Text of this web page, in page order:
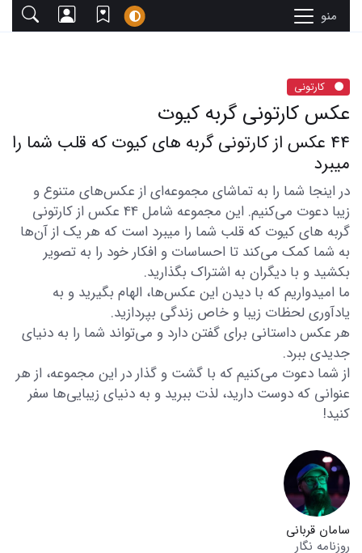
منو
کارتونی
عکس کارتونی گربه کیوت
44 عکس از کارتونی گربه های کیوت که قلب شما را
میبرد
در اینجا شما را به تماشای مجموعه‌ای از عکس‌های متنوع و
زیبا دعوت می‌کنیم. این مجموعه شامل 44 عکس از کارتونی
گربه های کیوت که قلب شما را میبرد است که هر یک از آن‌ها
به شما کمک می‌کند تا احساسات و افکار خود را به تصویر
بکشید و با دیگران به اشتراک بگذارید.
ما امیدواریم که با دیدن این عکس‌ها، الهام بگیرید و به
یادآوری لحظات زیبا و خاص زندگی بپردازید.
هر عکس داستانی برای گفتن دارد و می‌تواند شما را به دنیای
جدیدی ببرد.
از شما دعوت می‌کنیم که با گشت و گذار در این مجموعه، از هر
عنوانی که دوست دارید، لذت ببرید و به دنیای زیبایی‌ها سفر
کنید!
سامان قربانی
روزنامه نگار